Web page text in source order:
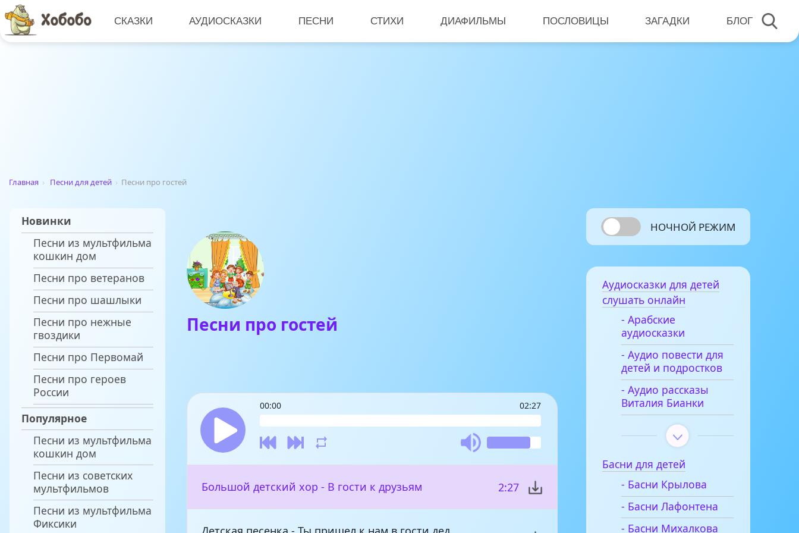
СКАЗКИ АУДИОСКАЗКИ ПЕСНИ СТИХИ ДИАФИЛЬМЫ ПОСЛОВИЦЫ ЗАГАДКИ БЛОГ
Главная › Песни для детей › Песни про гостей
Новинки
Песни из мультфильма
кошкин дом
Песни про ветеранов
Песни про шашлыки
Песни про нежные
гвоздики
Песни про Первомай
Песни про героев
России
Популярное
Песни из мультфильма
кошкин дом
Песни из советских
мультфильмов
Песни из мультфильма
Фиксики
Песни про гостей
00:00 02:27
Большой детский хор - В гости к друзьям 2:27
НОЧНОЙ РЕЖИМ
Аудиосказки для детей
слушать онлайн
- Арабские
аудиосказки
- Аудио повести для
детей и подростков
- Аудио рассказы
Виталия Бианки
Басни для детей
- Басни Крылова
- Басни Лафонтена
- Басни Михалкова